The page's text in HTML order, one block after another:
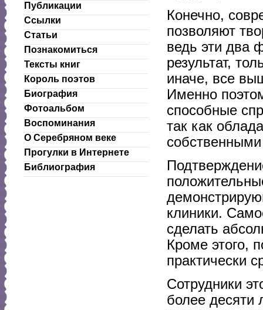
Публикации
Ссылки
Статьи
Познакомиться
Тексты книг
Король поэтов
Биография
Фотоальбом
Воспоминания
О Серебряном веке
Прогулки в Интернете
Библиография
Конечно,
позволяют
ведь эти два
результат,
иначе, все
Именно
способные
так как
клиники.
сделать
Кроме этого,
практически
Сотрудники
более десяти